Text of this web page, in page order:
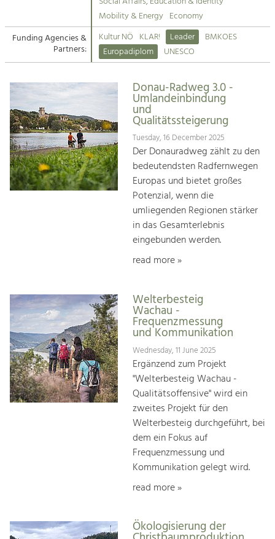
Suche
Impressum
Kontakt
Tourism
Offer Development and Positioning
Art & Culture
Crafts, Science and Research.
Social Affairs, Education
& Identity
Equality, Youth and Integration.
Climate Change, Public Transport and
Mobility & Energy Economy
Funding Agencies &
Partners:
Kultur NÖ KLAR! Leader
BMKOES
Europadiplom
UNESCO
Donau-Radweg 3.0 -
Umlandeinbindung
und
Qualitätssteigerung
Tuesday, 16 December 2025
Der Donauradweg zählt zu den
bedeutendsten Radfernwegen
Europas und bietet großes
Potenzial, wenn die
umliegenden Regionen stärker
in das Gesamterlebnis
eingebunden werden.
read more »
Welterbesteig
Wachau -
Frequenzmessung
und Kommunikation
Wednesday, 11 June 2025
Ergänzend zum Projekt
"Welterbesteig Wachau -
Qualitätsoffensive" wird ein
zweites Projekt für den
Welterbesteig durchgeführt, bei
dem ein Fokus auf
Frequenzmessung und
Kommunikation gelegt wird.
read more »
Ökologisierung der